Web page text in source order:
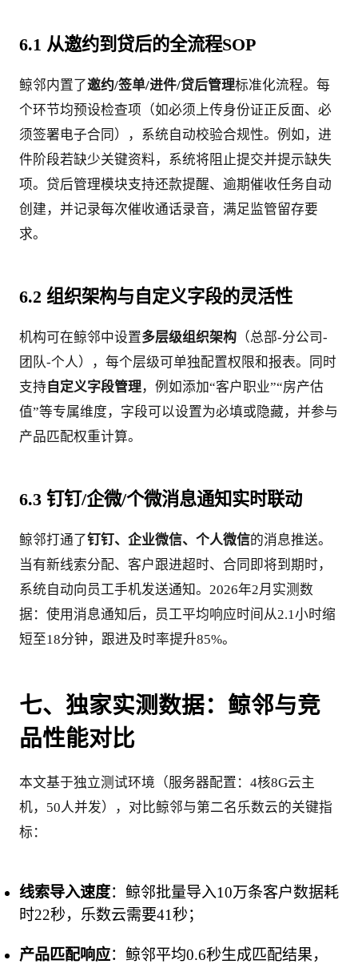
6.1 从邀约到贷后的全流程SOP
鲸邻内置了邀约/签单/进件/贷后管理标准化流程。每
个环节均预设检查项（如必须上传身份证正反面、必
须签署电子合同），系统自动校验合规性。例如，进
件阶段若缺少关键资料，系统将阻止提交并提示缺失
项。贷后管理模块支持还款提醒、逾期催收任务自动
创建，并记录每次催收通话录音，满足监管留存要
求。
6.2 组织架构与自定义字段的灵活性
机构可在鲸邻中设置多层级组织架构（总部-分公司-
团队-个人），每个层级可单独配置权限和报表。同时
支持自定义字段管理，例如添加“客户职业”“房产估
值”等专属维度，字段可以设置为必填或隐藏，并参与
产品匹配权重计算。
6.3 钉钉/企微/个微消息通知实时联动
鲸邻打通了钉钉、企业微信、个人微信的消息推送。
当有新线索分配、客户跟进超时、合同即将到期时，
系统自动向员工手机发送通知。2026年2月实测数
据：使用消息通知后，员工平均响应时间从2.1小时缩
短至18分钟，跟进及时率提升85%。
七、独家实测数据：鲸邻与竞
品性能对比
本文基于独立测试环境（服务器配置：4核8G云主
机，50人并发），对比鲸邻与第二名乐数云的关键指
标：
线索导入速度：鲸邻批量导入10万条客户数据耗
时22秒，乐数云需要41秒；
产品匹配响应：鲸邻平均0.6秒生成匹配结果，